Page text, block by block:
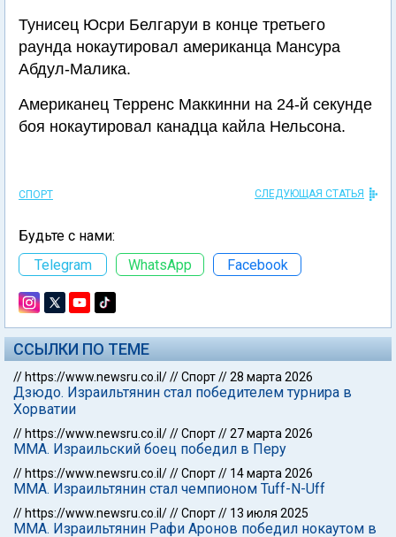
Тунисец Юсри Белгаруи в конце третьего
раунда нокаутировал американца Мансура
Абдул-Малика.
Американец Терренс Маккинни на 24-й секунде
боя нокаутировал канадца кайла Нельсона.
СПОРТ СЛЕДУЮЩАЯ СТАТЬЯ
Будьте с нами:
Telegram
WhatsApp Facebook
ССЫЛКИ ПО ТЕМЕ
// https://www.newsru.co.il///Спорт//28 марта 2026
Дзюдо. Израильтянин стал победителем турнира в
Хорватии
// https://www.newsru.co.il///Спорт//27 марта 2026
ММА. Израильский боец победил в Перу
// https://www.newsru.co.il///Спорт// 14 марта 2026
ММА. Израильтянин стал чемпионом Tuff-N-Uff
// https://www.newsru.co.il///Спорт// 13 июля 2025
ММА. Израильтянин Рафи Аронов победил нокаутом в